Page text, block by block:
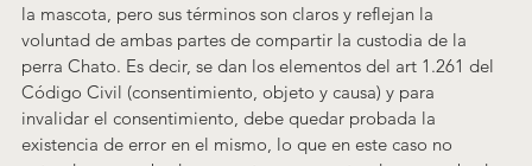
la mascota, pero sus términos son claros y reflejan la
voluntad de ambas partes de compartir la custodia de la
perra Chato. Es decir, se dan los elementos del art 1.261 del
Código Civil (consentimiento, objeto y causa) y para
invalidar el consentimiento, debe quedar probada la
existencia de error en el mismo, lo que en este caso no